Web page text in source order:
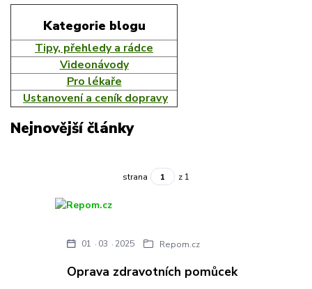
Kategorie blogu
Tipy, přehledy a rádce
Videonávody
Pro lékaře
Ustanovení a ceník dopravy
Nejnovější články
strana z 1
Oprava zdravotních pomůcek
01 03 2025 Repom.cz